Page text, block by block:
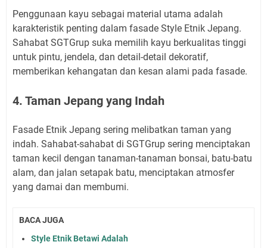
Penggunaan kayu sebagai material utama adalah
karakteristik penting dalam fasade Style Etnik Jepang.
Sahabat SGTGrup suka memilih kayu berkualitas tinggi
untuk pintu, jendela, dan detail-detail dekoratif,
memberikan kehangatan dan kesan alami pada fasade.
4. Taman Jepang yang Indah
Fasade Etnik Jepang sering melibatkan taman yang
indah. Sahabat-sahabat di SGTGrup sering menciptakan
taman kecil dengan tanaman-tanaman bonsai, batu-batu
alam, dan jalan setapak batu, menciptakan atmosfer
yang damai dan membumi.
BACA JUGA
Style Etnik Betawi Adalah